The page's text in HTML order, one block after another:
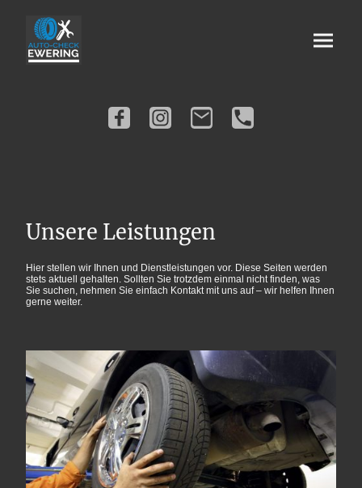
Unsere Leistungen
Hier stellen wir Ihnen und Dienstleistungen vor. Diese Seiten werden
stets aktuell gehalten. Sollten Sie trotzdem einmal nicht finden, was
Sie suchen, nehmen Sie einfach Kontakt mit uns auf – wir helfen Ihnen
gerne weiter.